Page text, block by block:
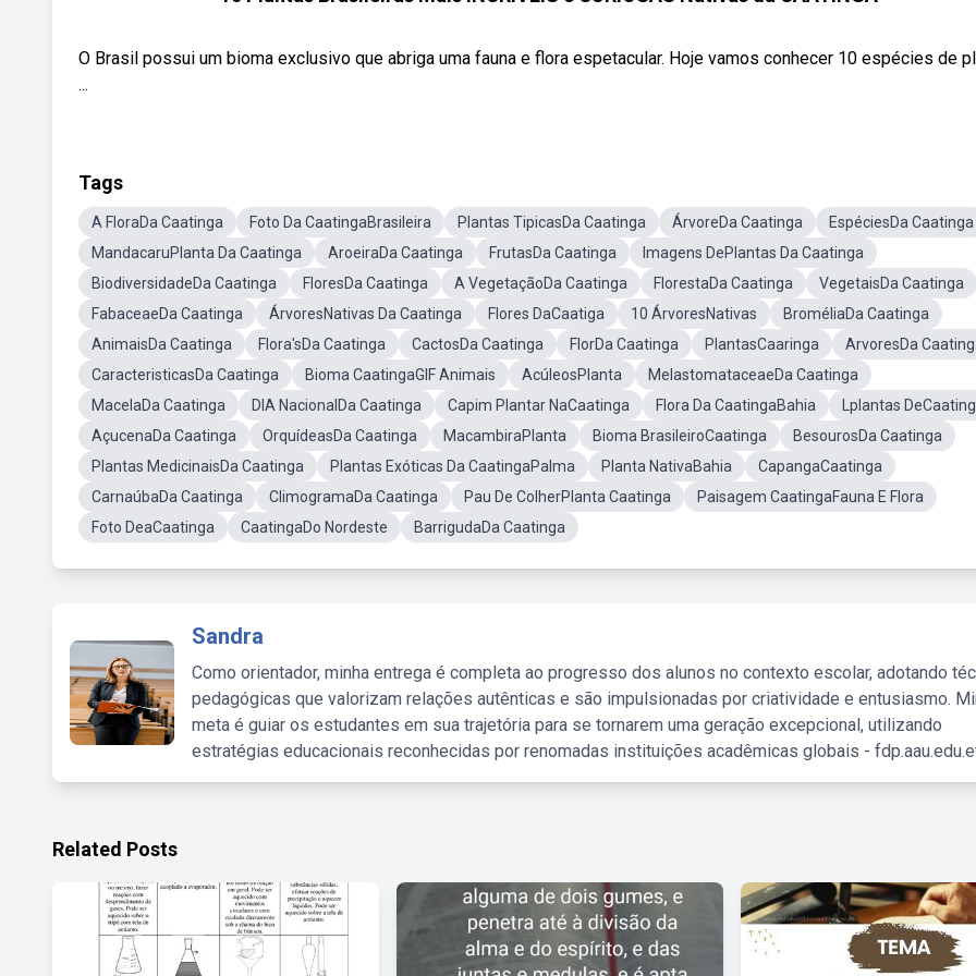
O Brasil possui um bioma exclusivo que abriga uma fauna e flora espetacular. Hoje vamos conhecer 10 espécies de
...
Tags
A FloraDa Caatinga Foto Da CaatingaBrasileira Plantas TipicasDa Caatinga ÁrvoreDa Caatinga
EspéciesDa Caatinga
MandacaruPlanta Da Caatinga
AroeiraDa Caatinga FrutasDa Caatinga
Imagens DePlantas Da Caatinga
BiodiversidadeDa Caatinga
FloresDa Caatinga A VegetaçãoDa Caatinga FlorestaDa Caatinga
VegetaisDa Caatinga
FabaceaeDa Caatinga
ÁrvoresNativas Da Caatinga Flores DaCaatiga 10 ÁrvoresNativas
BroméliaDa Caatinga
AnimaisDa Caatinga
Flora'sDa Caatinga CactosDa Caatinga FlorDa Caatinga PlantasCaaringa
ArvoresDa
CaracteristicasDa Caatinga
Bioma CaatingaGIF Animais AcúleosPlanta
MelastomataceaeDa Caatinga
MacelaDa Caatinga
DIA NacionalDa Caatinga Capim Plantar NaCaatinga Flora Da CaatingaBahia
Lplantas
AçucenaDa Caatinga
OrquídeasDa Caatinga MacambiraPlanta Bioma BrasileiroCaatinga
BesourosDa Caatinga
Plantas MedicinaisDa Caatinga
Plantas Exóticas Da CaatingaPalma Planta NativaBahia
CapangaCaatinga
CarnaúbaDa Caatinga
ClimogramaDa Caatinga Pau De ColherPlanta Caatinga
Paisagem CaatingaFauna E Flora
Foto DeaCaatinga
CaatingaDo Nordeste BarrigudaDa Caatinga
Sandra
Como orientador, minha entrega é completa ao progresso dos alunos no contexto escolar, adotando
pedagógicas que valorizam relações autênticas e são impulsionadas por criatividade e entusiasmo.
meta é guiar os estudantes em sua trajetória para se tornarem uma geração excepcional, utilizando
estratégias educacionais reconhecidas por renomadas instituições acadêmicas globais -
Related Posts